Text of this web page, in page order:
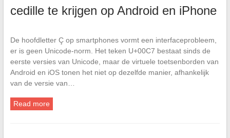
cedille te krijgen op Android en iPhone
De hoofdletter Ç op smartphones vormt een interfaceprobleem,
er is geen Unicode-norm. Het teken U+00C7 bestaat sinds de
eerste versies van Unicode, maar de virtuele toetsenborden van
Android en iOS tonen het niet op dezelfde manier, afhankelijk
van de versie van…
Read more